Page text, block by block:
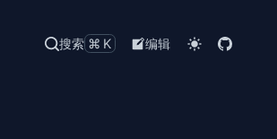
搜索 ⌘K 编辑